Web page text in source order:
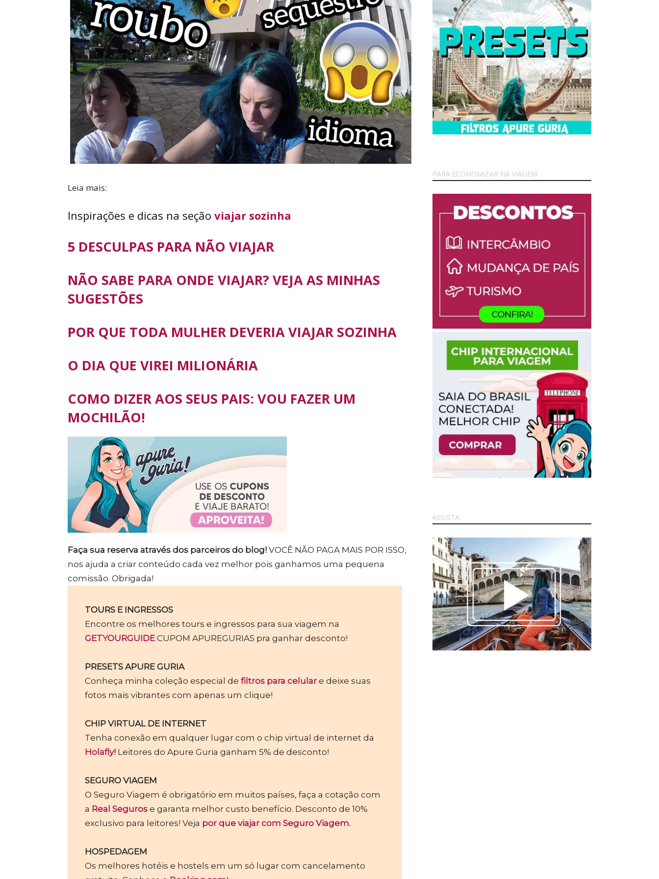
Leia mais:
Inspirações e dicas na seção viajar sozinha
5 DESCULPAS PARA NÃO VIAJAR
NÃO SABE PARA ONDE VIAJAR? VEJA AS MINHAS
SUGESTÕES
POR QUE TODA MULHER DEVERIA VIAJAR SOZINHA
O DIA QUE VIREI MILIONÁRIA
COMO DIZER AOS SEUS PAIS: VOU FAZER UM
MOCHILÃO!
Faça sua reserva através dos parceiros do blog! VOCÊ NÃO PAGA MAIS POR ISSO,
nos ajuda a criar conteúdo cada vez melhor pois ganhamos uma pequena
comissão. Obrigada!
TOURS E INGRESSOS
Encontre os melhores tours e ingressos para sua viagem na
GETYOURGUIDE CUPOM APUREGURIA5 pra ganhar desconto!
PRESETS APURE GURIA
Conheça minha coleção especial de filtros para celulare deixe suas
fotos mais vibrantes com apenas um clique!
CHIP VIRTUAL DE INTERNET
Tenha conexão em qualquer lugar com o chip virtual de internet da
Holafly!Leitores do Apure Guria ganham 5% de desconto!
SEGURO VIAGEM
O Seguro Viagem é obrigatório em muitos países, faça a cotação com
a Real Segurose garanta melhor custo benefício. Desconto de 10%
exclusivo para leitores! Veja por que viajar com Seguro Viagem.
HOSPEDAGEM
Os melhores hotéis e hostels em um só lugar com cancelamento
PARA ECONOMIZAR NA VIAGEM
ASSISTA